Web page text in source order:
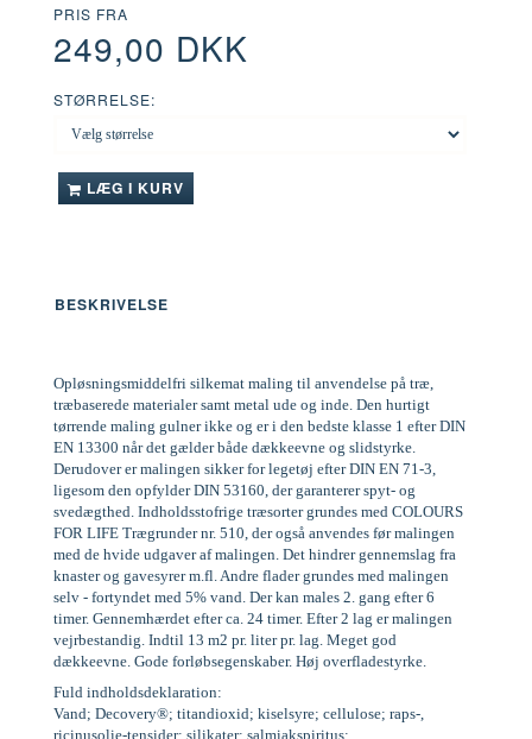
PRIS FRA
249,00 DKK
STØRRELSE:
LÆG I KURV
BESKRIVELSE
Opløsningsmiddelfri silkemat maling til anvendelse på træ,
træbaserede materialer samt metal ude og inde. Den hurtigt
tørrende maling gulner ikke og er i den bedste klasse 1 efter DIN
EN 13300 når det gælder både dækkeevne og slidstyrke.
Derudover er malingen sikker for legetøj efter DIN EN 71-3,
ligesom den opfylder DIN 53160, der garanterer spyt- og
svedægthed. Indholdsstofrige træsorter grundes med COLOURS
FOR LIFE Trægrunder nr. 510, der også anvendes før malingen
med de hvide udgaver af malingen. Det hindrer gennemslag fra
knaster og gavesyrer m.fl. Andre flader grundes med malingen
selv - fortyndet med 5% vand. Der kan males 2. gang efter 6
timer. Gennemhærdet efter ca. 24 timer. Efter 2 lag er malingen
vejrbestandig. Indtil 13 m2 pr. liter pr. lag. Meget god
dækkeevne. Gode forløbsegenskaber. Høj overfladestyrke.
Fuld indholdsdeklaration:
Vand; Decovery®; titandioxid; kiselsyre; cellulose; raps-,
ricinusolie-tensider; silikater; salmiakspiritus;